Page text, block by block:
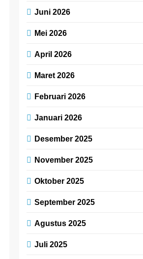
Juni 2026
Mei 2026
April 2026
Maret 2026
Februari 2026
Januari 2026
Desember 2025
November 2025
Oktober 2025
September 2025
Agustus 2025
Juli 2025